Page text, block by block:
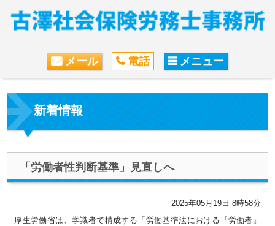
メール 電話 メニュー
新着情報
「労働者性判断基準」見直しへ
2025年05月19日 8時58分
厚生労働省は、学識者で構成する「労働基準法における『労働者』